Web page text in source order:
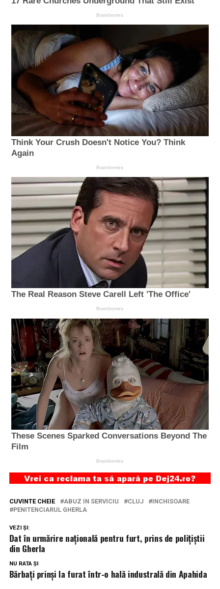
CUVINTE CHEIE ABUZ IN SERVICIU CLUJ
INCHISOARE
PENITENCIARUL GHERLA
VEZI ȘI:
Dat în urmărire națională pentru furt, prins de polițiștii
din Gherla
NU RATA ȘI
Bărbați prinși la furat într-o hală industrală din Apahida